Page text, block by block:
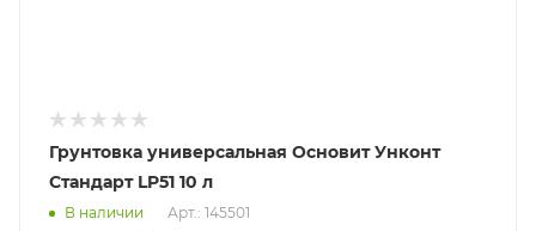
Грунтовка универсальная Основит Унконт
Стандарт LP51 10 л
В наличии Арт.: 145501